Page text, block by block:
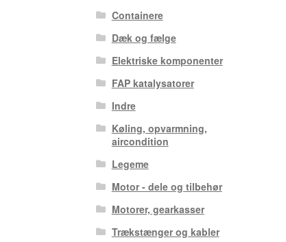
Containere
Dæk og fælge
Elektriske komponenter
FAP katalysatorer
Indre
Køling, opvarmning,
aircondition
Legeme
Motor - dele og tilbehør
Motorer, gearkasser
Trækstænger og kabler